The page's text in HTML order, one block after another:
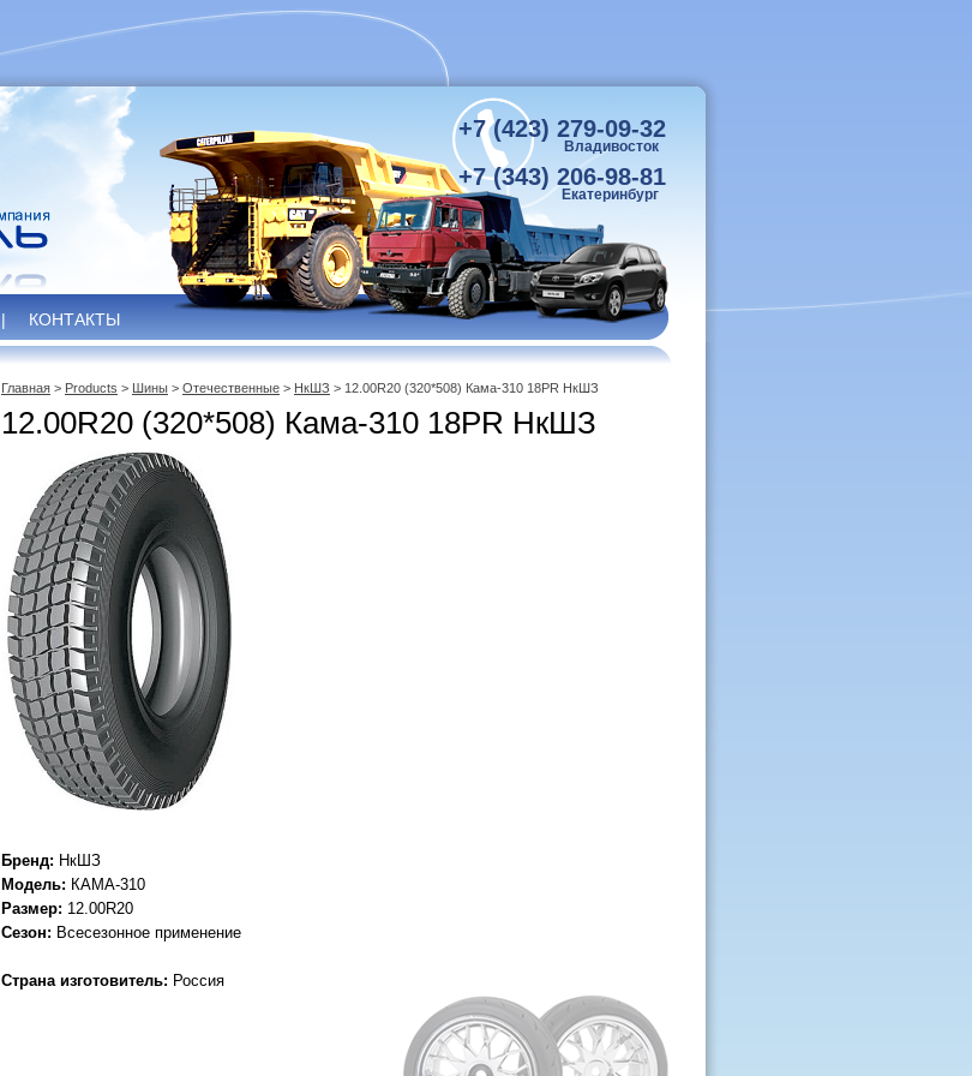
+7 (423) 279-09-32
Владивосток
+7 (343) 206-98-81
Екатеринбург
| КОНТАКТЫ
Главная > Products > Шины > Отечественные > НкШЗ > 12.00R20 (320*508) Кама-310 18PR НкШЗ
12.00R20 (320*508) Кама-310 18PR НкШЗ
Бренд: НкШЗ
Модель: КАМА-310
Размер: 12.00R20
Сезон: Всесезонное применение
Страна изготовитель: Россия